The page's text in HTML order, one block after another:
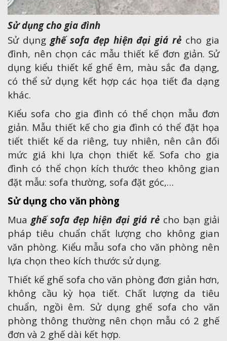
Sử dụng cho gia đình
Sử dụng ghế sofa đẹp hiện đại giá rẻ cho gia
đình, nên chọn các mẫu thiết kế đơn giản. Sử
dụng kiểu thiết kế ghế êm, màu sắc đa dạng,
có thể sử dụng kết hợp các họa tiết đa dạng
khác.
Kiểu sofa cho gia đình có thể chọn mẫu đơn
giản. Mẫu thiết kế cho gia đình có thể đặt họa
tiết thiết kế da riêng, tuy nhiên, nên cân đối
mức giá khi lựa chọn thiết kế. Sofa cho gia
đình có thể chọn kích thước theo không gian
đặt mẫu: sofa thường, sofa đặt góc,…
Sử dụng cho văn phòng
Mua ghế sofa đẹp hiện đại giá rẻ cho bạn giải
pháp tiêu chuẩn chất lượng cho không gian
văn phòng. Kiểu mẫu sofa cho văn phòng nên
lựa chọn theo kích thước sử dụng.
Thiết kế ghế sofa cho văn phòng đơn giản hơn,
không cầu kỳ họa tiết. Chất lượng da tiêu
chuẩn, ngồi êm. Sử dụng ghế sofa cho văn
phòng thông thường nên chọn mẫu có 2 ghế
đơn và 2 ghế dài kết hợp.